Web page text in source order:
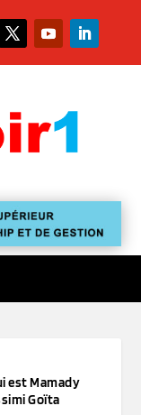
est Mamady
Goïta